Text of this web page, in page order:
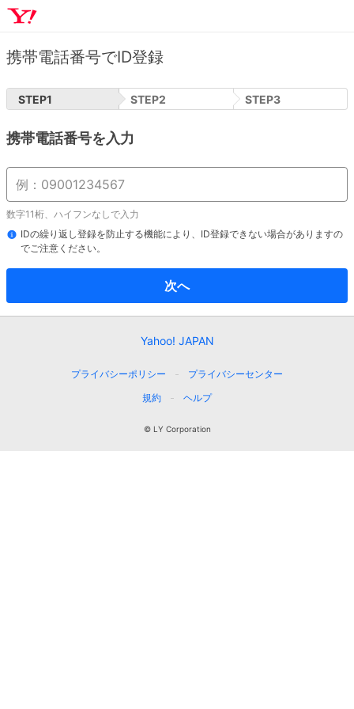
携帯電話番号でID登録
STEP1 STEP2 STEP3
携帯電話番号を入力
数字11桁、ハイフンなしで入力
IDの繰り返し登録を防止する機能により、ID登録できない場合がありますの
でご注意ください。
次へ
Yahoo! JAPAN
プライバシーポリシー
プライバシーセンター
規約
ヘルプ
© LY Corporation